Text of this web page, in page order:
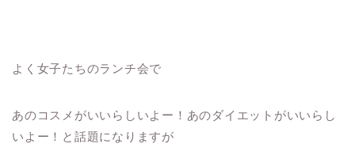
よく女子たちのランチ会で
あのコスメがいいらしいよー！あのダイエットがいいらし
いよー！と話題になりますが